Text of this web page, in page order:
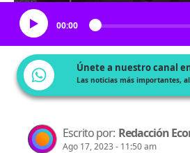
00:00
Únete a nuestro canal
Las noticias más importantes,
Escrito por: Redacción
Ago 17, 2023 - 11:50 am